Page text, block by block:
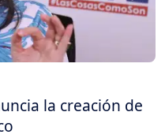
la creación de